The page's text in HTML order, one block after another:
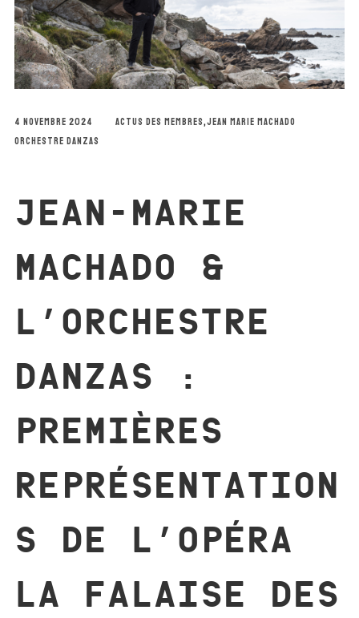
4 NOVEMBRE 2024 ACTUS DES MEMBRES,JEAN MARIE MACHADO
ORCHESTRE DANZAS
JEAN-MARIE
MACHADO &
L’ORCHESTRE
DANZAS :
PREMIÈRES
REPRÉSENTATION
S DE L’OPÉRA
LA FALAISE DES